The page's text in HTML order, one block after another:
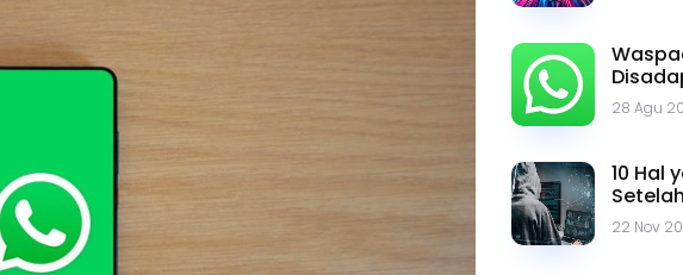
28 Agu
10 Hal
22 Nov